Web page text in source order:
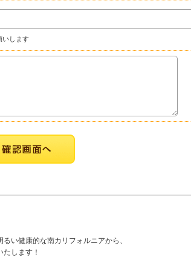
いします
い健康的な南カリフォルニアから、
します！